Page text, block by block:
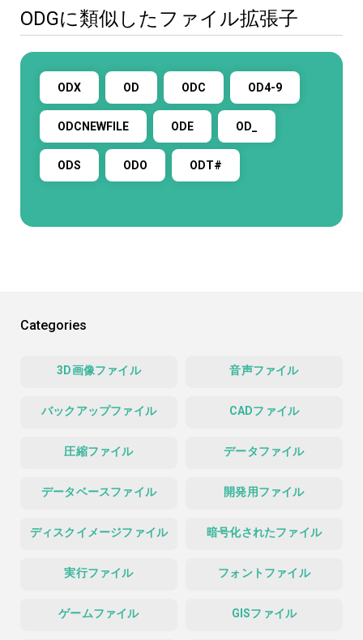
ODGに類似したファイル拡張子
ODX OD ODC OD4-9
ODCNEWFILE ODE OD_
ODS ODO ODT#
Categories
3D画像ファイル 音声ファイル
バックアップファイル CADファイル
圧縮ファイル データファイル
データベースファイル 開発用ファイル
ディスクイメージファイル 暗号化されたファイル
実行ファイル フォントファイル
ゲームファイル GISファイル